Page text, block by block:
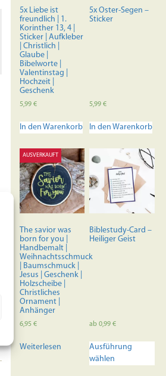
der
Produktseite
5x Liebe ist
freundlich | 1.
Korinther 13, 4 |
Sticker | Aufkleber
| Christlich |
Glaube |
Bibelworte |
Valentinstag |
Hochzeit |
Geschenk
5,99 €
In den Warenkorb
5x Oster-Segen –
Sticker
5,99€
In den Warenkorb
AUSVERKAUFT
The savior was
born for you |
Handbemalt |
Weihnachtsschmuck
| Baumschmuck |
Jesus | Geschenk |
Holzscheibe |
Christliches
Ornament |
Anhänger
6,95 €
Weiterlesen
Biblestudy-Card –
Heiliger Geist
ab0,99€
Ausführung
wählen